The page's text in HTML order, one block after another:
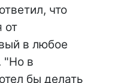
что
от
в любое
"Но в
бы делать